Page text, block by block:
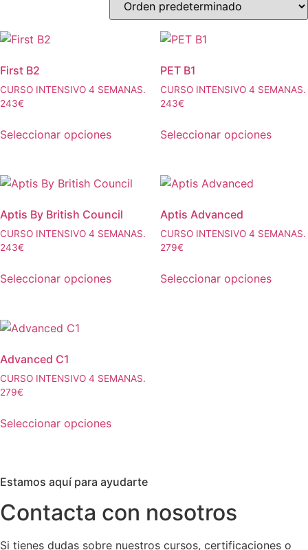
First B2
CURSO INTENSIVO 4 SEMANAS.
243€
Seleccionar opciones
tiene
variantes.
Las
opciones
pueden
la
de
producto
PET B1
CURSO INTENSIVO 4 SEMANAS.
243€
Seleccionar opciones
tiene
variantes.
Las
opciones
pueden
Aptis By British Council
CURSO INTENSIVO 4 SEMANAS.
243€
Seleccionar opciones
tiene
variantes.
Las
opciones
pueden
la
de
Aptis Advanced
CURSO INTENSIVO 4 SEMANAS.
279€
Seleccionar opciones
de
Advanced C1
CURSO INTENSIVO 4 SEMANAS.
279€
Seleccionar opciones
múltiples
variantes.
Las
opciones
Estamos aquí para ayudarte
Contacta con nosotros
Si tienes dudas sobre nuestros cursos, certificaciones o